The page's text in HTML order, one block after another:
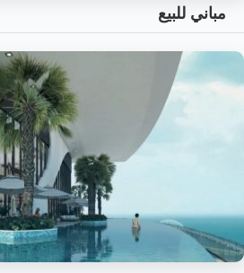
مباني للبيع